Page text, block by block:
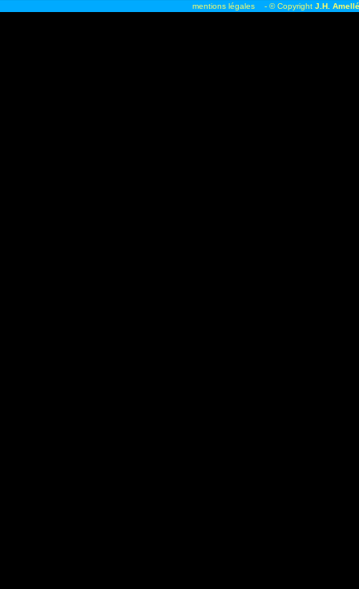
mentions légales - © CopyrightJ.H.